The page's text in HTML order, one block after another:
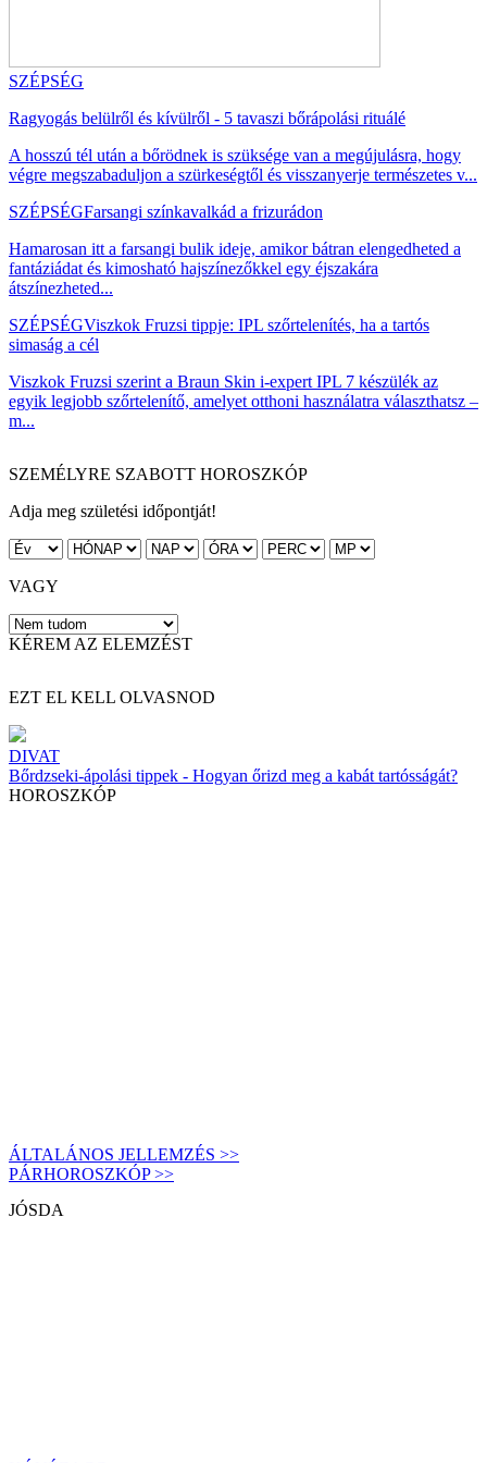
SZÉPSÉG
Ragyogás belülről és kívülről - 5 tavaszi bőrápolási rituálé
A hosszú tél után a bőrödnek is szüksége van a megújulásra, hogy
végre megszabaduljon a szürkeségtől és visszanyerje természetes v...
SZÉPSÉGFarsangi színkavalkád a frizurádon
Hamarosan itt a farsangi bulik ideje, amikor bátran elengedheted a
fantáziádat és kimosható hajszínezőkkel egy éjszakára
átszínezheted...
SZÉPSÉGViszkok Fruzsi tippje: IPL szőrtelenítés, ha a tartós
simaság a cél
Viszkok Fruzsi szerint a Braun Skin i-expert IPL 7 készülék az
egyik legjobb szőrtelenítő, amelyet otthoni használatra választhatsz –
m...
SZEMÉLYRE SZABOTT HOROSZKÓP
Adja meg születési időpontját!
VAGY
KÉREM AZ ELEMZÉST
EZT EL KELL OLVASNOD
DIVAT
Bőrdzseki-ápolási tippek - Hogyan őrizd meg a kabát tartósságát?
HOROSZKÓP
ÁLTALÁNOS JELLEMZÉS >>
PÁRHOROSZKÓP >>
JÓSDA